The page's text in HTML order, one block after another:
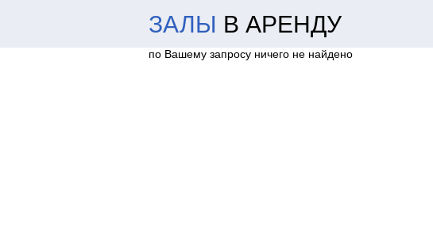
ЗАЛЫ В АРЕНДУ
по Вашему запросу ничего не найдено